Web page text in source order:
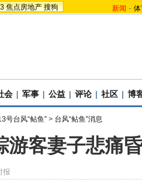
焦点房地产 搜狗 新闻 -
会 | 军事 | 公益 | 评论 | 社区 | 博
号台风“鲇鱼” > 台风“鲇鱼”消息
游客妻子悲痛
报